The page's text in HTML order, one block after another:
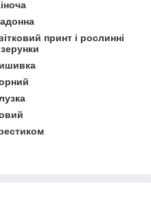
принт і рослинні